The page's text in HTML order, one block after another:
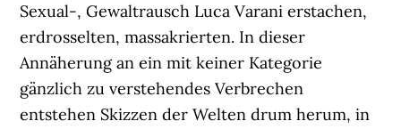
Sexual-, Gewaltrausch Luca Varani erstachen,
erdrosselten, massakrierten. In dieser
Annäherung an ein mit keiner Kategorie
gänzlich zu verstehendes Verbrechen
entstehen Skizzen der Welten drum herum, in